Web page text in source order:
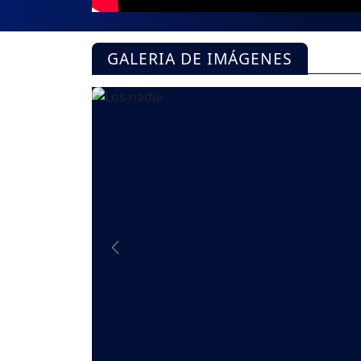
GALERIA DE IMÁGENES
Previous